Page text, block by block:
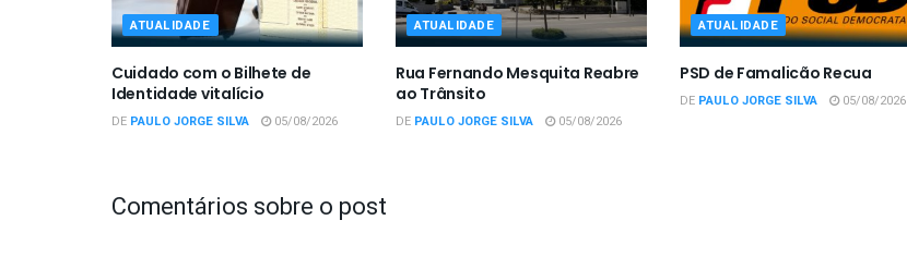
ATUALIDADE
Cuidado com o Bilhete de
Identidade vitalício
DE PAULO JORGE SILVA 05/08/2026
ATUALIDADE
Rua Fernando Mesquita Reabre
ao Trânsito
DE PAULO JORGE SILVA 05/08/2026
ATUALIDADE
PSD de Famalicão Recua
DE PAULO JORGE SILVA 05/08/2026
Comentários sobre o post